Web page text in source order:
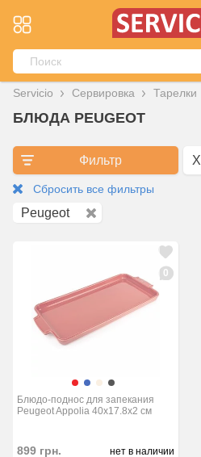
Servicio Сервировка Тарелки
БЛЮДА PEUGEOT
Фильтр
Сбросить все фильтры
Peugeot
0
Блюдо-поднос для запекания
Peugeot Appolia 40x17.8х2 см
899 грн. нет в наличии